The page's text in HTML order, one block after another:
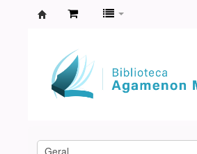
Agamenon
Magalhães